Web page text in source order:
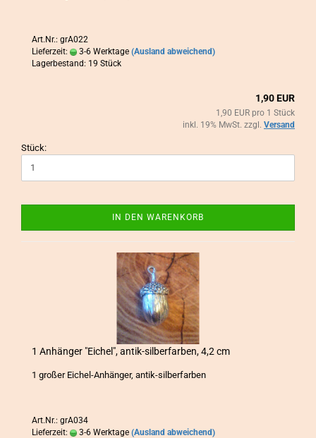
Art.Nr.: grA022
Lieferzeit:
3-6 Werktage (Ausland abweichend)
Lagerbestand: 19 Stück
1,90 EUR
1,90 EUR pro 1 Stück
inkl. 19% MwSt. zzgl. Versand
Stück:
IN DEN WARENKORB
1 An­hän­ger "Ei­chel", antik-​​sil­ber­far­ben, 4,2 cm
1 gro­ßer Eichel-​Anhänger, antik-​silberfarben
Art.Nr.: grA034
Lieferzeit:
3-6 Werktage (Ausland abweichend)